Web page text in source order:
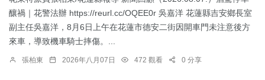
釀禍｜花警法辦 https://reurl.cc/OQEE0r 吳嘉洋 花蓮縣吉安鄉長室
副主任吳嘉洋，8月6日上午在花蓮市德安二街因開車門未注意後方
來車，導致機車騎士摔傷。...
張柏東 2026年八月07日 472 觀看 0 分享